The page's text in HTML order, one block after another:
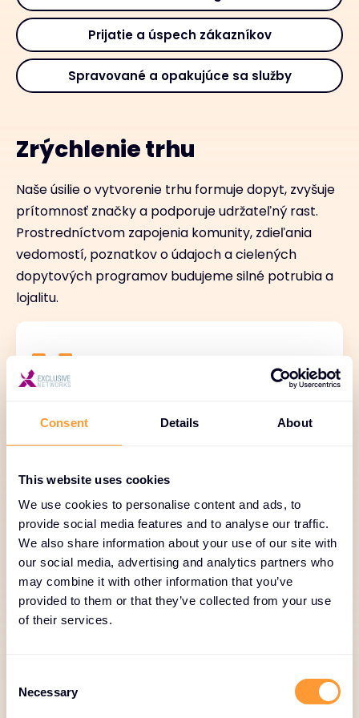
Consent Details About
This website uses cookies
We use cookies to personalise content and ads, to
provide social media features and to analyse our traffic.
We also share information about your use of our site with
our social media, advertising and analytics partners who
may combine it with other information that you’ve
provided to them or that they’ve collected from your use
of their services.
Necessary
Prijatie a úspech zákazníkov
Spravované a opakujúce sa služby
Zrýchlenie trhu
Naše úsilie o vytvorenie trhu formuje dopyt, zvyšuje
prítomnosť značky a podporuje udržateľný rast.
Prostredníctvom zapojenia komunity, zdieľania
vedomostí, poznatkov o údajoch a cielených
dopytových programov budujeme silné potrubia a
lojalitu.
Spoločenstvo a zdieľanie
znalostí
Fóra používateľov, webové semináre,
partnerské sieťové podujatia.